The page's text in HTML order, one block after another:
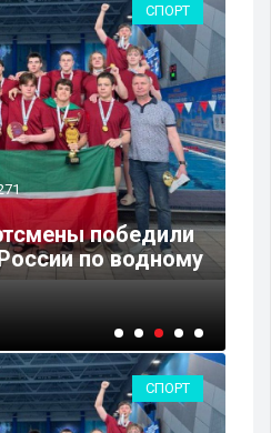
СПОРТ
победили
по водному
СПОРТ